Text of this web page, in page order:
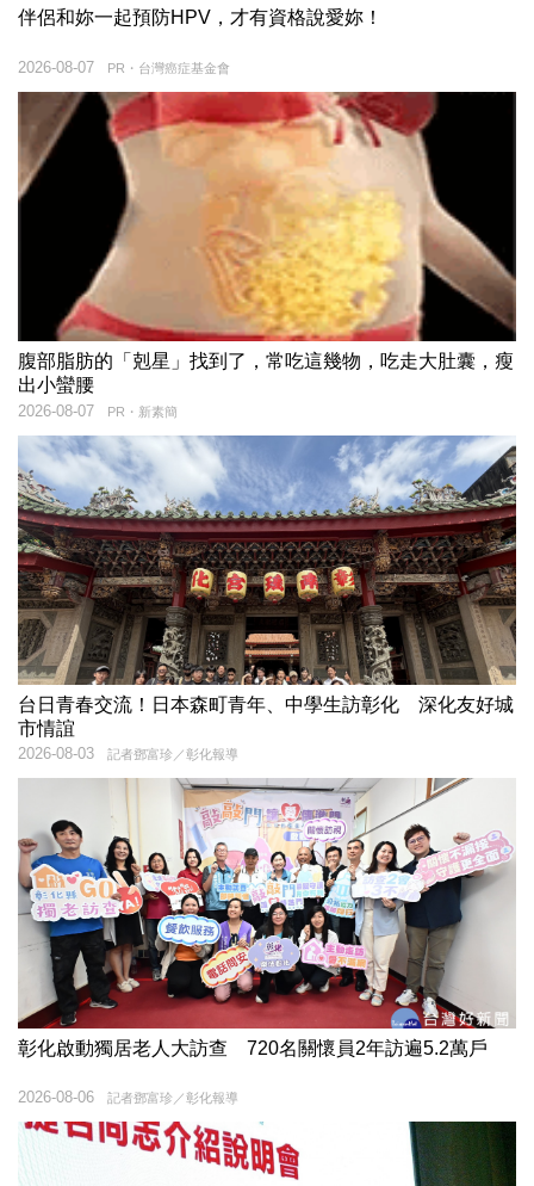
伴侶和妳一起預防HPV，才有資格說愛妳！
PR・台灣癌症基金會
2026-08-07
腹部脂肪的「剋星」找到了，常吃這幾物，吃走大肚囊，瘦
出小蠻腰
PR・新素簡
2026-08-07
台日青春交流！日本森町青年、中學生訪彰化 深化友好城
市情誼
記者鄧富珍／彰化報導
2026-08-03
彰化啟動獨居老人大訪查 720名關懷員2年訪遍5.2萬戶
記者鄧富珍／彰化報導
2026-08-06